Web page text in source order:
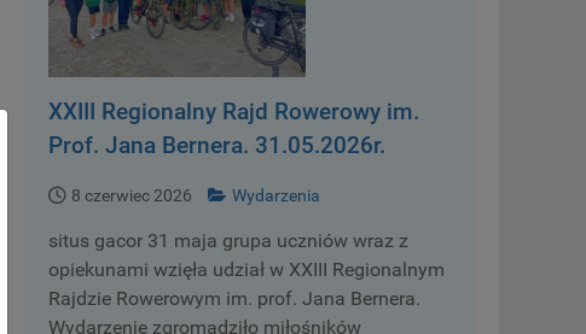
XXIII Regionalny Rajd Rowerowy im.
Prof. Jana Bernera. 31.05.2026r.
8 czerwiec 2026 Wydarzenia
situs gacor 31 maja grupa uczniów wraz z
opiekunami wzięła udział w XXIII Regionalnym
Rajdzie Rowerowym im. prof. Jana Bernera.
Wydarzenie zgromadziło miłośników